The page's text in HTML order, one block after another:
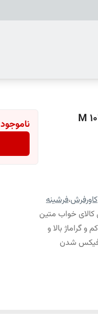
کاورفرش،فرشینه
خواب متین
گراماژ بالا و
فیکس شدن
ناموجود